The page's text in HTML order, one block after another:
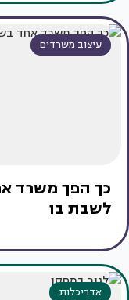
עיצוב משרדים
כך הפך משרד
לשבת בו
אדריכלות